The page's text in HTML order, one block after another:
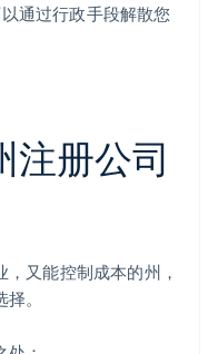
通过行政手段解散您
注册公司
又能控制成本的州，
。